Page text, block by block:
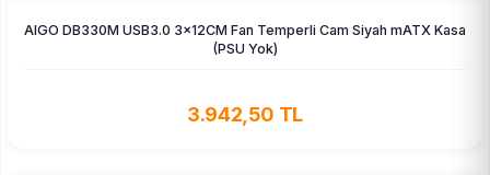
AIGO DB330M USB3.0 3×12CM Fan Temperli Cam Siyah mATX Kasa
(PSU Yok)
3.942,50 TL